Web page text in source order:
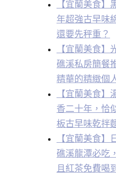
【宜蘭美食】
年超強古早味
還要先秤重？
【宜蘭美食】
礁溪私房簡餐
精華的精緻個
【宜蘭美食】
香二十年，恰
板古早味乾拌
【宜蘭美食】
礁溪龍潭必吃
且紅茶免費喝